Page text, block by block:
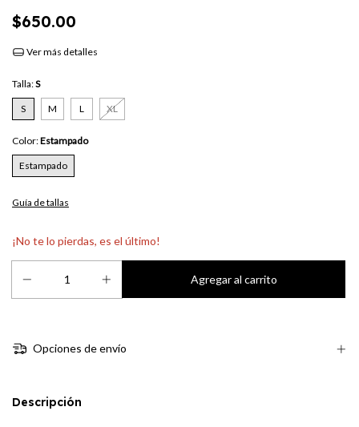
$650.00
Ver más detalles
Talla:S
S M L XL
Color:Estampado
Estampado
Guía de tallas
¡No te lo pierdas, es el último!
Opciones de envío
Descripción